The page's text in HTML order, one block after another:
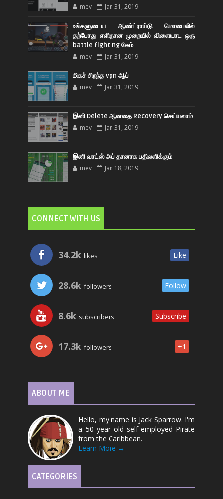
mev Jan 31, 2019
உங்களுடைய ஆண்ட்ராய்டு மொபைலில்
தற்போது எளிதான முறையில் விளையாட ஒரு
battle fighting கேம்
mev Jan 31, 2019
மிகச் சிறந்த vpn ஆப்
mev Jan 31, 2019
இனி Delete ஆனதை Recovery செய்யலாம்
mev Jan 31, 2019
இனி வாட்ஸ் அப் தானாக பதிலளிக்கும்
mev Jan 18, 2019
CONNECT WITH US
34.2k likes Like
28.6k followers Follow
8.6k subscribers Subscribe
17.3k followers +1
ABOUT ME
Hello, my name is Jack Sparrow. I'm
a 50 year old self-employed Pirate
from the Caribbean.
Learn More →
CATEGORIES